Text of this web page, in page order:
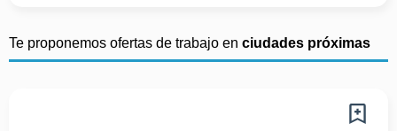
Te proponemos ofertas de trabajo en ciudades próximas